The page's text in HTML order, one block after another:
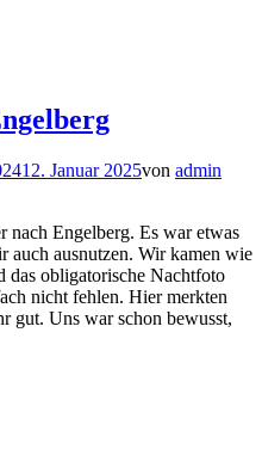
12. Januar 2025von admin
nach Engelberg. Es war etwas
auch ausnutzen. Wir kamen wie
das obligatorische Nachtfoto
nicht fehlen. Hier merkten
Uns war schon bewusst,